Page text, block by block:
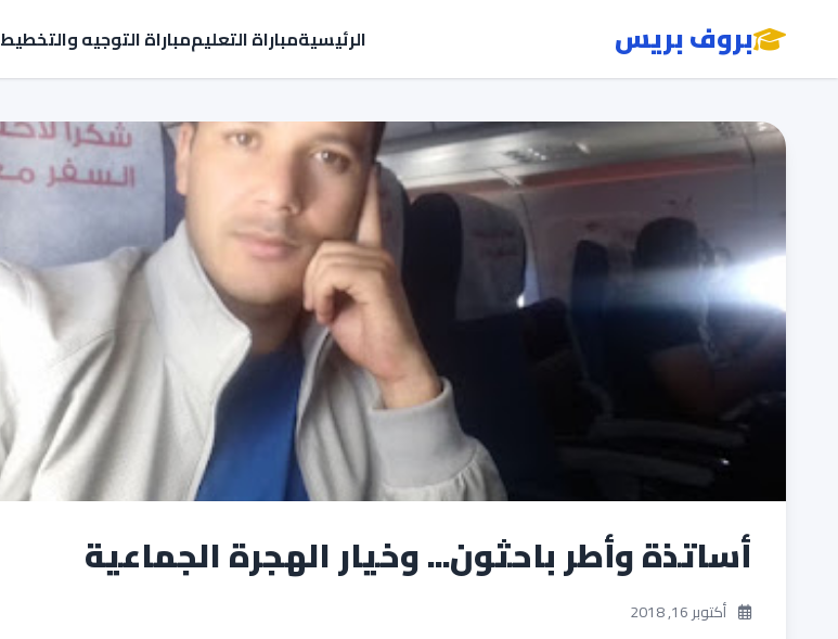
بروف بريس الرئيسيةمباراة التعليممباراة التوجيه والتخطيط
أساتذة وأطر باحثون... وخيار الهجرة الجماعية
أكتوبر 16, 2018